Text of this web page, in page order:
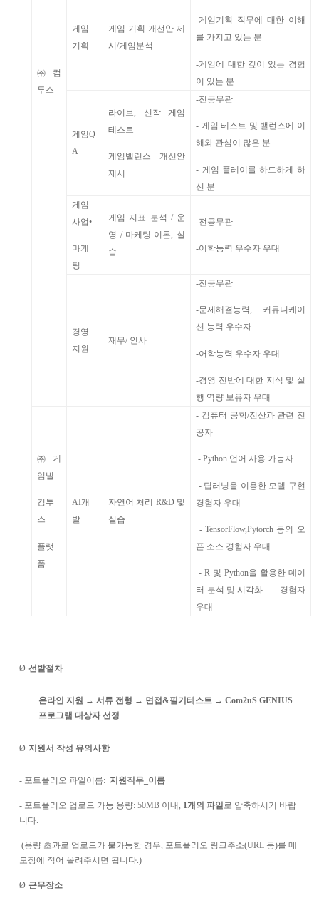
㈜컴
투스
게임
기획
게임 기획 개선안 제
시/게임분석
-게임기획 직무에 대한 이해
를 가지고 있는 분
-게임에 대한 깊이 있는 경험
이 있는 분
게임Q
A
라이브,
신작 게임
테스트
게임밸런스 개선안
제시
-전공무관
- 게임 테스트 및 밸런스에 이
해와 관심이 많은 분
- 게임 플레이를 하드하게 하
신 분
게임
사업•
마케
팅
게임 지표 분석 / 운
영 / 마케팅 이론, 실
습
-전공무관
-어학능력 우수자 우대
경영
지원
재무/ 인사
-전공무관
-문제해결능력, 커뮤니케이
션 능력 우수자
-어학능력 우수자 우대
-경영 전반에 대한 지식 및 실
행 역량 보유자 우대
㈜게
임빌
컴투
스
플랫
폼
AI개
발
자연어 처리 R&D 및
실습
- 컴퓨터 공학/전산과 관련 전
공자
- Python 언어 사용 가능자
- 딥러닝을 이용한 모델 구현
경험자 우대
- TensorFlow,Pytorch 등의 오
픈 소스 경험자 우대
- R 및 Python을 활용한 데이
터 분석 및 시각화 경험자
우대
Ø 선발절차
온라인 지원 → 서류 전형 → 면접&필기테스트 →Com2uS GENIUS
프로그램 대상자 선정
Ø 지원서 작성 유의사항
- 포트폴리오 파일이름:지원직무 이름
- 포트폴리오 업로드 가능 용량: 50MB 이내, 1개의 파일 로 압축하시기 바랍
니다.
(용량 초과로 업로드가 불가능한 경우, 포트폴리오 링크주소(URL 등)를 메
모장에 적어 올려주시면 됩니다.)
Ø 근무장소